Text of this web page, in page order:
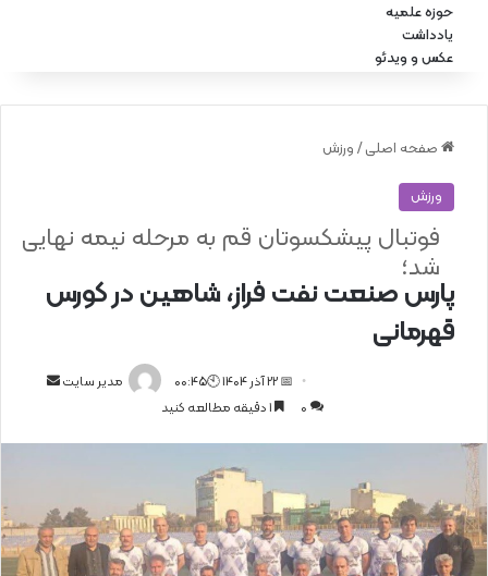
حوزه علمیه
یادداشت
عکس و ویدئو
صفحه اصلی / ورزش
ورزش
پارس صنعت نفت فراز، شاهین در کورس
قهرمانی
فوتبال پیشکسوتان قم به مرحله نیمه نهایی
شد؛
مدیر سایت
ا
ی
م
📅 22 آذر 1404 🕙00:45
0